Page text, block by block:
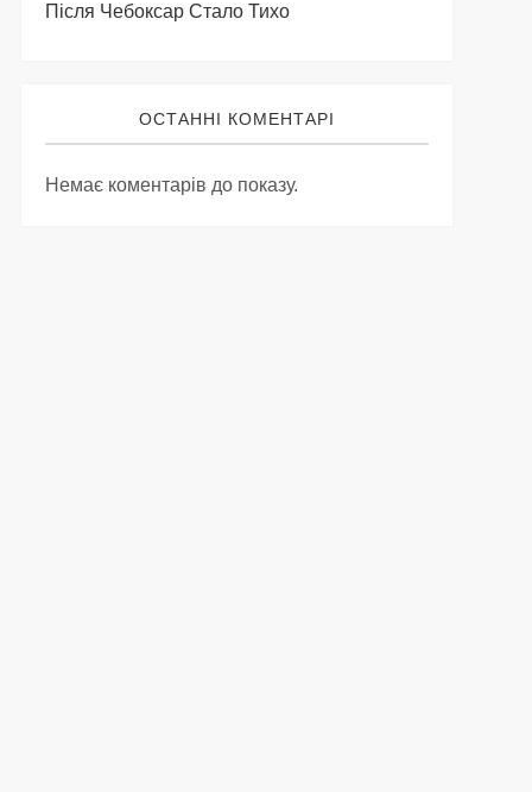
Після Чебоксар Стало Тихо
ОСТАННІ КОМЕНТАРІ
Немає коментарів до показу.